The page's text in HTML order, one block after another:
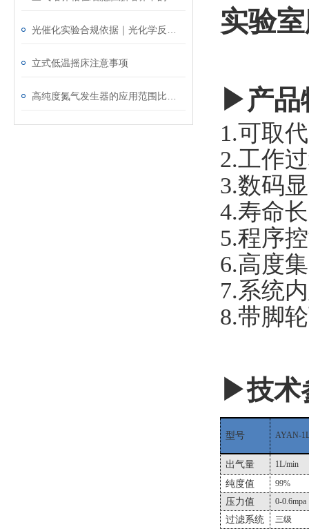
立式低温摇床注意事项
实验
▶产品
1.可取
2.工作
3.数码
4.寿命
5.程序
6.高度
7.系统
8.带脚
▶技术
型号 AYAN-
出气量 1L/min
纯度值 99%
压力值 0-0.6mpa
过滤系统 三级